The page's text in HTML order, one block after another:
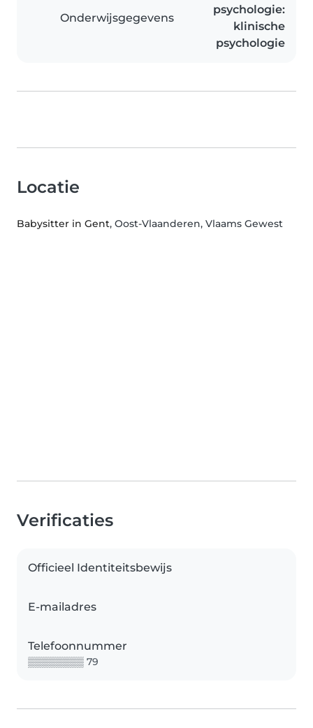
Onderwijsgegevens
psychologie:
klinische
psychologie
Locatie
Babysitter in Gent, Oost-Vlaanderen, Vlaams Gewest
Verificaties
Officieel Identiteitsbewijs
E-mailadres
Telefoonnummer
▒▒▒▒▒▒▒▒ 79